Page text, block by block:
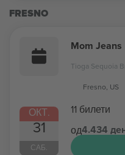
FRESNO
ОКТ.
31
САБ.
Mom Jeans
Tioga Sequoia
Fresno, US
11 билети
од4.434